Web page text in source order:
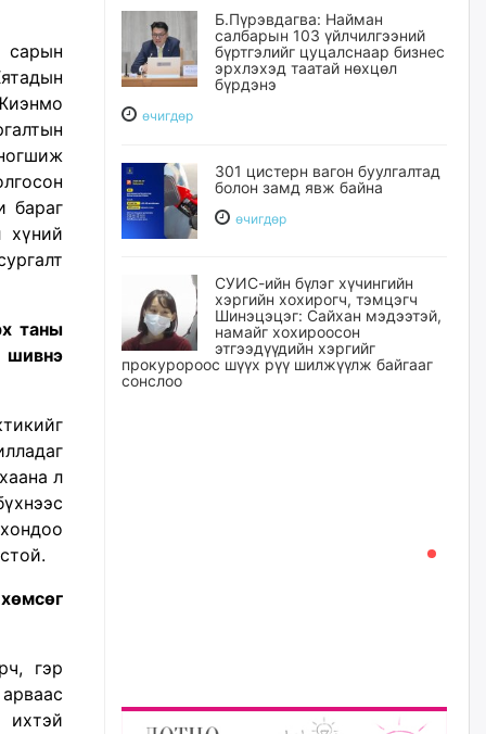
сарын
бараг
хүний
таны
шивнэ
л
гэр
Б.Пүрэвдагва: Найман
салбарын 103 үйлчилгээний
бүртгэлийг цуцалснаар бизнес
эрхлэхэд таатай нөхцөл
бүрдэнэ
өчигдѳр
301 цистерн вагон буулгалтад
болон замд явж байна
өчигдѳр
СУИС-ийн бүлэг хүчингийн
хэргийн хохирогч, тэмцэгч
Шинэцэцэг: Сайхан мэдээтэй,
намайг хохироосон
этгээдүүдийн хэргийг
прокуророос шүүх рүү шилжүүлж байгааг
сонслоо